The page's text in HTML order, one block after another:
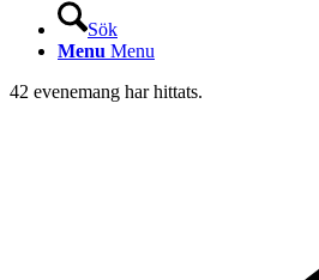
Sök
Menu Menu
42 evenemang har hittats.